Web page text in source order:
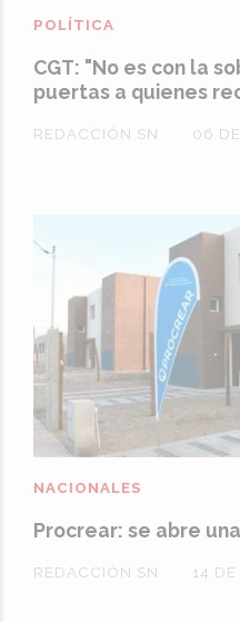
CGT: "No es con la
puertas a quienes
REDACCIÓN SN
POLÍTICA
06
Procrear: se abre
REDACCIÓN SN
NACIONALES
14